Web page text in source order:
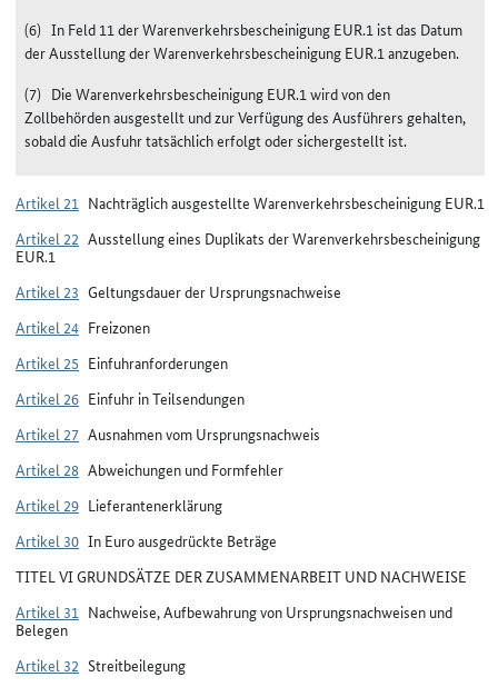
(6) In Feld 11 der Warenverkehrsbescheinigung EUR.1 ist das Datum
der Ausstellung der Warenverkehrsbescheinigung EUR.1 anzugeben.
(7) Die Warenverkehrsbescheinigung EUR.1 wird von den
Zollbehörden ausgestellt und zur Verfügung des Ausführers gehalten,
sobald die Ausfuhr tatsächlich erfolgt oder sichergestellt ist.
Artikel 21 Nachträglich ausgestellte Warenverkehrsbescheinigung EUR.1
Artikel 22 Ausstellung eines Duplikats der Warenverkehrsbescheinigung
EUR.1
Artikel 23 Geltungsdauer der Ursprungsnachweise
Artikel 24 Freizonen
Artikel 25 Einfuhranforderungen
Artikel 26 Einfuhr in Teilsendungen
Artikel 27 Ausnahmen vom Ursprungsnachweis
Artikel 28 Abweichungen und Formfehler
Artikel 29 Lieferantenerklärung
Artikel 30 In Euro ausgedrückte Beträge
TITEL VI GRUNDSÄTZE DER ZUSAMMENARBEIT UND NACHWEISE
Artikel 31 Nachweise, Aufbewahrung von Ursprungsnachweisen und
Belegen
Artikel 32 Streitbeilegung